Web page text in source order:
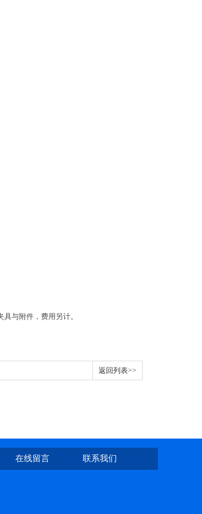
与附件，费用另计。
返回列表>>
在线留言 联系我们